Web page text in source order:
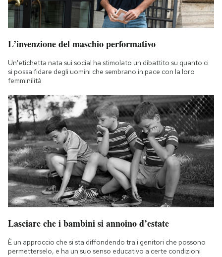
L’invenzione del maschio performativo
Un'etichetta nata sui social ha stimolato un dibattito su quanto ci
si possa fidare degli uomini che sembrano in pace con la loro
femminilità
Lasciare che i bambini si annoino d’estate
È un approccio che si sta diffondendo tra i genitori che possono
permetterselo, e ha un suo senso educativo a certe condizioni